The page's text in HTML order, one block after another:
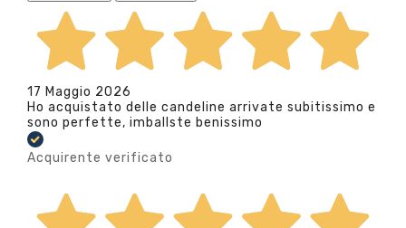
17 Maggio 2026
Ho acquistato delle candeline arrivate subitissimo e
sono perfette, imballste benissimo
Acquirente verificato